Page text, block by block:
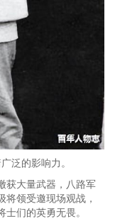
泛的影响力。
获大量武器，八路军
领受邀现场观战，
们的英勇无畏。